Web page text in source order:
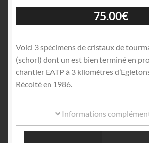
75.00€
Voici 3 spécimens de cristaux de
(schorl) dont un est bien terminé en
chantier EATP à 3 kilomètres
Récolté en 1986.
Informations